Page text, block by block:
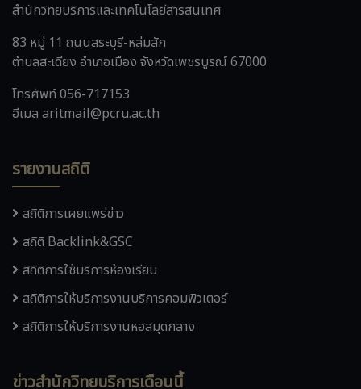
สำนักวิทยบริการและเทคโนโลยีสารสนเทศ
83 หมู่ 11 ถนนสระบุรี-หล่มสัก
ตำบลสะเดียง อำเภอเมือง จังหวัดเพชรบูรณ์ 67000
โทรศัพท์ 056-717153
อีเมล aritmail@pcru.ac.th
รายงานสถิติ
สถิติการเผยแพร่ข่าว
สถิติ Backlink&GSC
สถิติการใช้บริการห้องเรียน
สถิติการให้บริการงานบริการคอมพิวเตอร์
สถิติการให้บริการงานหอสมุดกลาง
ข่าวสำนักวิทยบริการเดือนนี้